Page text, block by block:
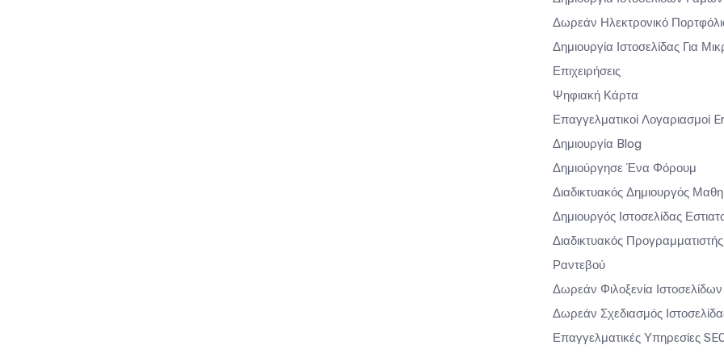
Δωρεάν Ηλεκτρονικό
Δημιουργία Ιστοσελίδας Για
Επιχειρήσεις
Ψηφιακή Κάρτα
Επαγγελματικοί Λογαριασμοί
Δημιουργία Blog
Δημιούργησε Ένα Φόρουμ
Διαδικτυακός Δημιουργός
Δημιουργός Ιστοσελίδας
Διαδικτυακός Προγραμματιστής
Ραντεβού
Δωρεάν Φιλοξενία Ιστοσελίδων
Δωρεάν Σχεδιασμός
Επαγγελματικές Υπηρεσίες